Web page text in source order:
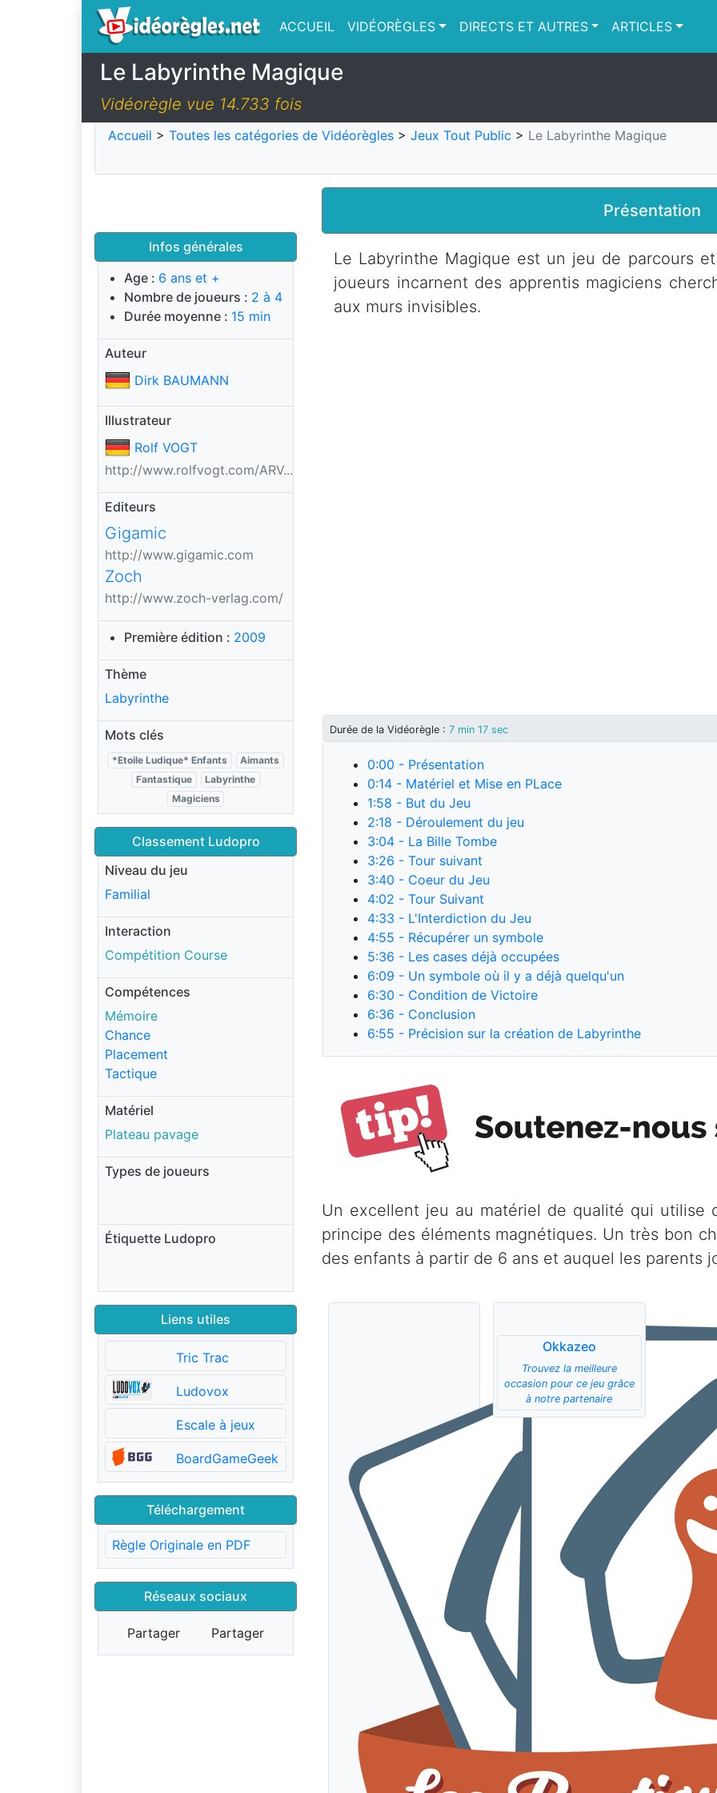
ACCUEIL VIDÉORÈGLES DIRECTS ET AUTRES ARTICLES
Le Labyrinthe Magique
Vidéorègle vue 14.733 fois
Accueil > Toutes les catégories de Vidéorègles > Jeux Tout Public > Le Labyrinthe Magique
Infos générales
Age : 6 ans et +
Nombre de joueurs : 2 à 4
Durée moyenne : 15 min
Auteur
Dirk BAUMANN
Illustrateur
Rolf VOGT
http://www.rolfvogt.com/ARV...
Editeurs
Gigamic
http://www.gigamic.com
Zoch
http://www.zoch-verlag.com/
Première édition : 2009
Thème
Labyrinthe
Mots clés
*Etoile Ludique* Enfants
Aimants
Fantastique
Labyrinthe
Magiciens
Classement Ludopro
Niveau du jeu
Familial
Interaction
Compétition Course
Compétences
Mémoire
Chance
Placement
Tactique
Matériel
Plateau pavage
Types de joueurs
Étiquette Ludopro
Liens utiles
Tric Trac
Ludovox
Escale à jeux
BoardGameGeek
Téléchargement
Règle Originale en PDF
Réseaux sociaux
Partager Partager
Présentation
Le Labyrinthe Magique est un jeu de parcours
joueurs incarnent des apprentis magiciens
aux murs invisibles.
Durée de la Vidéorègle : 7 min 17 sec
0:00 - Présentation
0:14 - Matériel et Mise en PLace
1:58 - But du Jeu
2:18 - Déroulement du jeu
3:04 - La Bille Tombe
3:26 - Tour suivant
3:40 - Coeur du Jeu
4:02 - Tour Suivant
4:33 - L'Interdiction du Jeu
4:55 - Récupérer un symbole
5:36 - Les cases déjà occupées
6:09 - Un symbole où il y a déjà quelqu'un
6:30 - Condition de Victoire
6:36 - Conclusion
6:55 - Précision sur la création de Labyrinthe
Un excellent jeu au matériel de qualité qui utilise
principe des éléments magnétiques. Un très bon
des enfants à partir de 6 ans et auquel les parents
Okkazeo
Trouvez la meilleure
occasion pour ce jeu grâce
à notre partenaire